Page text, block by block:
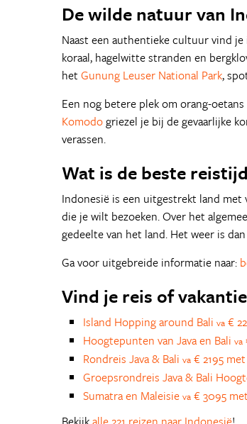
De wilde natuur van
Naast een authentieke cultuur vind
koraal, hagelwitte stranden en
het Gunung Leuser National Park,
Een nog betere plek om orang-
Komodogriezel je bij de gevaarlijke
verassen.
Wat is de beste
Indonesië is een uitgestrekt land
die je wilt bezoeken. Over het
gedeelte van het land. Het weer is
Ga voor uitgebreide informatie naar:
Vind je reis of
Island Hopping around Bali va €
Hoogtepunten van Java en Bali va
Rondreis Java & Bali va € 2195
Groepsrondreis Java & Bali
Sumatra en Maleisie va € 3095